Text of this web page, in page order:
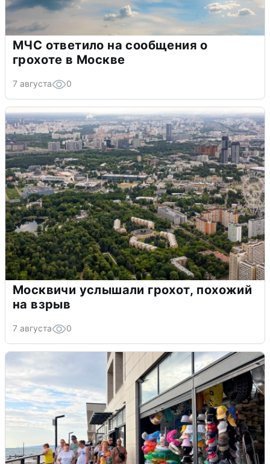
МЧС ответило на сообщения о
грохоте в Москве
7 августа 0
Москвичи услышали грохот, похожий
на взрыв
7 августа 0